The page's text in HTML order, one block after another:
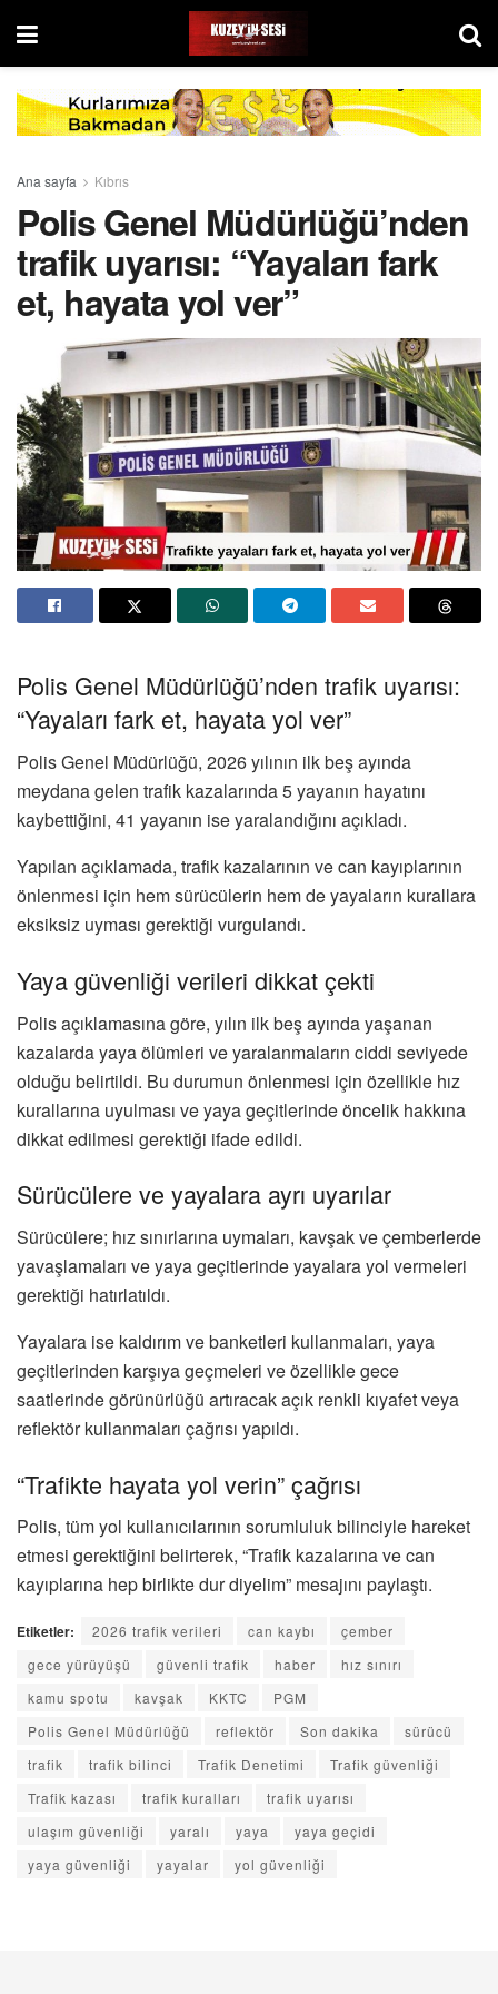
Ana sayfa Kıbrıs
Polis Genel Müdürlüğü’nden
trafik uyarısı: “Yayaları fark
et, hayata yol ver”
Polis Genel Müdürlüğü’nden trafik uyarısı:
“Yayaları fark et, hayata yol ver”
Polis Genel Müdürlüğü, 2026 yılının ilk beş ayında
meydana gelen trafik kazalarında 5 yayanın hayatını
kaybettiğini, 41 yayanın ise yaralandığını açıkladı.
Yapılan açıklamada, trafik kazalarının ve can kayıplarının
önlenmesi için hem sürücülerin hem de yayaların kurallara
eksiksiz uyması gerektiği vurgulandı.
Yaya güvenliği verileri dikkat çekti
Polis açıklamasına göre, yılın ilk beş ayında yaşanan
kazalarda yaya ölümleri ve yaralanmaların ciddi seviyede
olduğu belirtildi. Bu durumun önlenmesi için özellikle hız
kurallarına uyulması ve yaya geçitlerinde öncelik hakkına
dikkat edilmesi gerektiği ifade edildi.
Sürücülere ve yayalara ayrı uyarılar
Sürücülere; hız sınırlarına uymaları, kavşak ve çemberlerde
yavaşlamaları ve yaya geçitlerinde yayalara yol vermeleri
gerektiği hatırlatıldı.
Yayalara ise kaldırım ve banketleri kullanmaları, yaya
geçitlerinden karşıya geçmeleri ve özellikle gece
saatlerinde görünürlüğü artıracak açık renkli kıyafet veya
reflektör kullanmaları çağrısı yapıldı.
“Trafikte hayata yol verin” çağrısı
Polis, tüm yol kullanıcılarının sorumluluk bilinciyle hareket
etmesi gerektiğini belirterek, “Trafik kazalarına ve can
kayıplarına hep birlikte dur diyelim” mesajını paylaştı.
Etiketler: 2026 trafik verileri can kaybı
çember
gece yürüyüşü
güvenli trafik haber
hız sınırı
kamu spotu
kavşak KKTC
PGM
Polis Genel Müdürlüğü
reflektör Son dakika
sürücü
trafik
trafik bilinci Trafik Denetimi
Trafik güvenliği
Trafik kazası
trafik kuralları
trafik uyarısı
ulaşım güvenliği
yaralı yaya
yaya geçidi
yaya güvenliği
yayalar yol güvenliği